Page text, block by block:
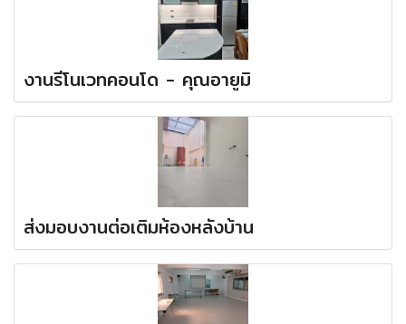
งานรีโนเวทคอนโด - คุณอายูมิ
ส่งมอบงานต่อเติมห้องหลังบ้าน